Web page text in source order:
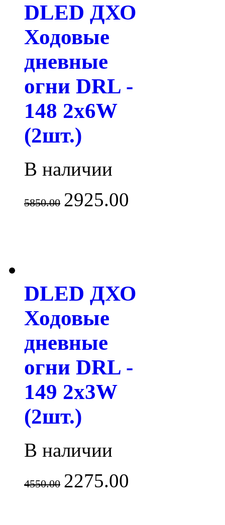
DLED ДХО
Ходовые
дневные
огни DRL -
148 2x6W
(2шт.)
В наличии
5850.00 2925.00
DLED ДХО
Ходовые
дневные
огни DRL -
149 2x3W
(2шт.)
В наличии
4550.00 2275.00